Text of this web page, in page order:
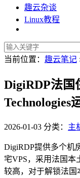
趣云杂谈
Linux教程
当前位置： 趣云笔记
DigiRDP法国
Technologies
2026-01-03 分类： 主
DigiRDP提供多个机
宅VPS，采用法国本
较高，对于解锁法国